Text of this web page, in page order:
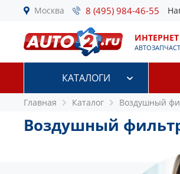
Москва 8 (495) 984-46-55
КАТАЛОГИ
Главная Каталог Воздушный
Воздушный фильтр